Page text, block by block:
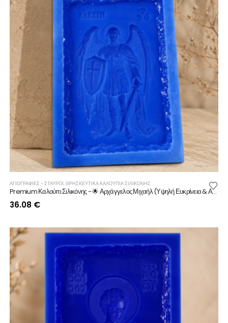
ΑΓΙΟΓΡΑΦΙΕΣ - ΣΤΑΥΡΟΙ,ΘΡΗΣΚΕΥΤΙΚΆ ΚΑΛΟΎΠΙΑ ΣΙΛΙΚΌΝΗΣ
Premium Καλούπι Σιλικόνης - 🌟 Αρχάγγελος Μιχαήλ (Υψηλή Ευκρίνεια & Αντοχή)
36.08 €